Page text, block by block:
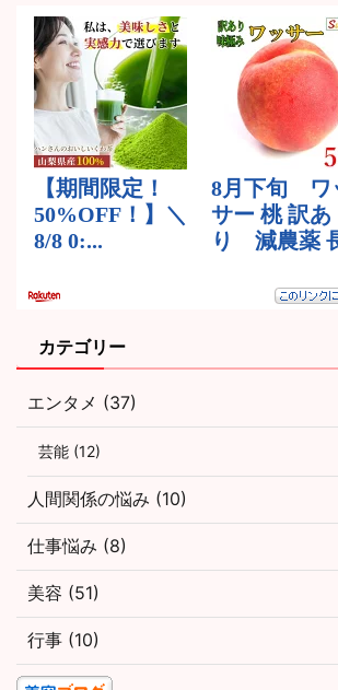
カテゴリー
エンタメ (37)
芸能 (12)
人間関係の悩み (10)
仕事悩み (8)
美容 (51)
行事 (10)